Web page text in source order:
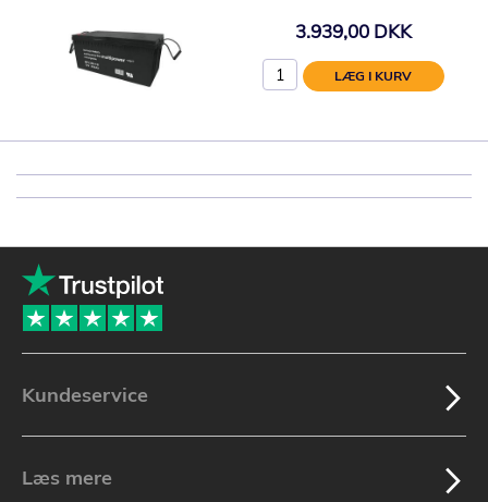
3.939,00 DKK
LÆG I KURV
Kundeservice
Læs mere